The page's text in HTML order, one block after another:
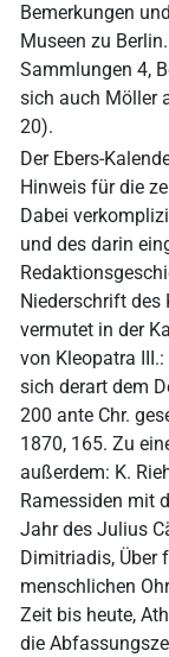
Bemerkungen
Museen zu
Sammlungen 4,
sich auch Möller
20).
Der Ebers-
Hinweis für die
Dabei
und des darin
Niederschrift des
vermutet in der
von Kleopatra
sich derart dem
200 ante Chr.
1870, 165. Zu
außerdem: K.
Ramessiden mit
Jahr des Julius
Dimitriadis, Über
menschlichen
Zeit bis heute,
die